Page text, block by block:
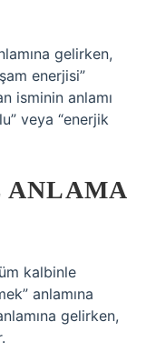
gelirken,
enerjisi”
isminin anlamı
veya “enerjik
ANLAMA
kalbinle
anlamına
gelirken,